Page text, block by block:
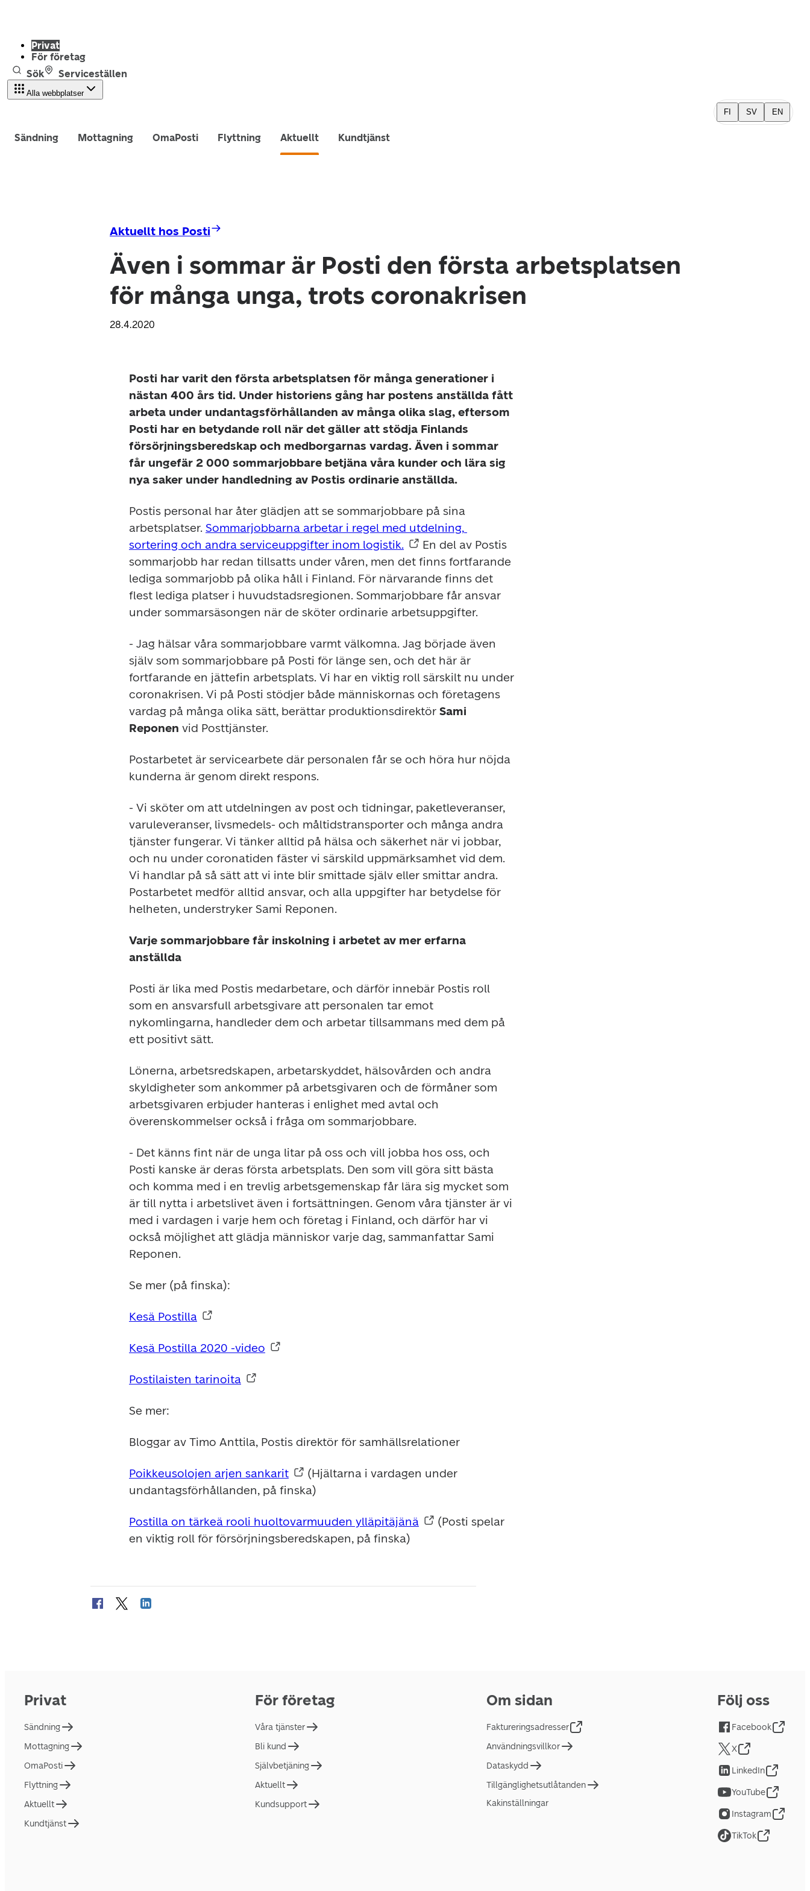
Privat
För företag
Sök
Serviceställen
Alla webbplatser
FI SV EN
Sändning Mottagning OmaPosti Flyttning Aktuellt Kundtjänst
Aktuellt hos Posti
Även i sommar är Posti den första arbetsplatsen
för många unga, trots coronakrisen
28.4.2020
Posti har varit den första arbetsplatsen för många generationer i
nästan 400 års tid. Under historiens gång har postens anställda fått
arbeta under undantagsförhållanden av många olika slag, eftersom
Posti har en betydande roll när det gäller att stödja Finlands
försörjningsberedskap och medborgarnas vardag. Även i sommar
får ungefär 2 000 sommarjobbare betjäna våra kunder och lära sig
nya saker under handledning av Postis ordinarie anställda.
Postis personal har åter glädjen att se sommarjobbare på sina
arbetsplatser. Sommarjobbarna arbetar i regel med utdelning,
sortering och andra serviceuppgifter inom logistik.
En del av Postis
sommarjobb har redan tillsatts under våren, men det finns fortfarande
lediga sommarjobb på olika håll i Finland. För närvarande finns det
flest lediga platser i huvudstadsregionen. Sommarjobbare får ansvar
under sommarsäsongen när de sköter ordinarie arbetsuppgifter.
- Jag hälsar våra sommarjobbare varmt välkomna. Jag började även
själv som sommarjobbare på Posti för länge sen, och det här är
fortfarande en jättefin arbetsplats. Vi har en viktig roll särskilt nu under
coronakrisen. Vi på Posti stödjer både människornas och företagens
vardag på många olika sätt, berättar produktionsdirektör Sami
Reponen vid Posttjänster.
Postarbetet är servicearbete där personalen får se och höra hur nöjda
kunderna är genom direkt respons.
- Vi sköter om att utdelningen av post och tidningar, paketleveranser,
varuleveranser, livsmedels- och måltidstransporter och många andra
tjänster fungerar. Vi tänker alltid på hälsa och säkerhet när vi jobbar,
och nu under coronatiden fäster vi särskild uppmärksamhet vid dem.
Vi handlar på så sätt att vi inte blir smittade själv eller smittar andra.
Postarbetet medför alltid ansvar, och alla uppgifter har betydelse för
helheten, understryker Sami Reponen.
Varje sommarjobbare får inskolning i arbetet av mer erfarna
anställda
Posti är lika med Postis medarbetare, och därför innebär Postis roll
som en ansvarsfull arbetsgivare att personalen tar emot
nykomlingarna, handleder dem och arbetar tillsammans med dem på
ett positivt sätt.
Lönerna, arbetsredskapen, arbetarskyddet, hälsovården och andra
skyldigheter som ankommer på arbetsgivaren och de förmåner som
arbetsgivaren erbjuder hanteras i enlighet med avtal och
överenskommelser också i fråga om sommarjobbare.
- Det känns fint när de unga litar på oss och vill jobba hos oss, och
Posti kanske är deras första arbetsplats. Den som vill göra sitt bästa
och komma med i en trevlig arbetsgemenskap får lära sig mycket som
är till nytta i arbetslivet även i fortsättningen. Genom våra tjänster är vi
med i vardagen i varje hem och företag i Finland, och därför har vi
också möjlighet att glädja människor varje dag, sammanfattar Sami
Reponen.
Se mer (på finska):
Kesä Postilla
Kesä Postilla 2020 -video
Postilaisten tarinoita
Se mer:
Bloggar av Timo Anttila, Postis direktör för samhällsrelationer
Poikkeusolojen arjen sankarit
(Hjältarna i vardagen under
undantagsförhållanden, på finska)
Postilla on tärkeä rooli huoltovarmuuden ylläpitäjänä
(Posti spelar
en viktig roll för försörjningsberedskapen, på finska)
Privat
Sändning
Mottagning
OmaPosti
Flyttning
Aktuellt
Kundtjänst
För företag
Våra tjänster
Bli kund
Självbetjäning
Aktuellt
Kundsupport
Om sidan
Faktureringsadresser
Användningsvillkor
Dataskydd
Tillgänglighetsutlåtanden
Kakinställningar
Följ oss
Facebook
X
LinkedIn
YouTube
Instagram
TikTok